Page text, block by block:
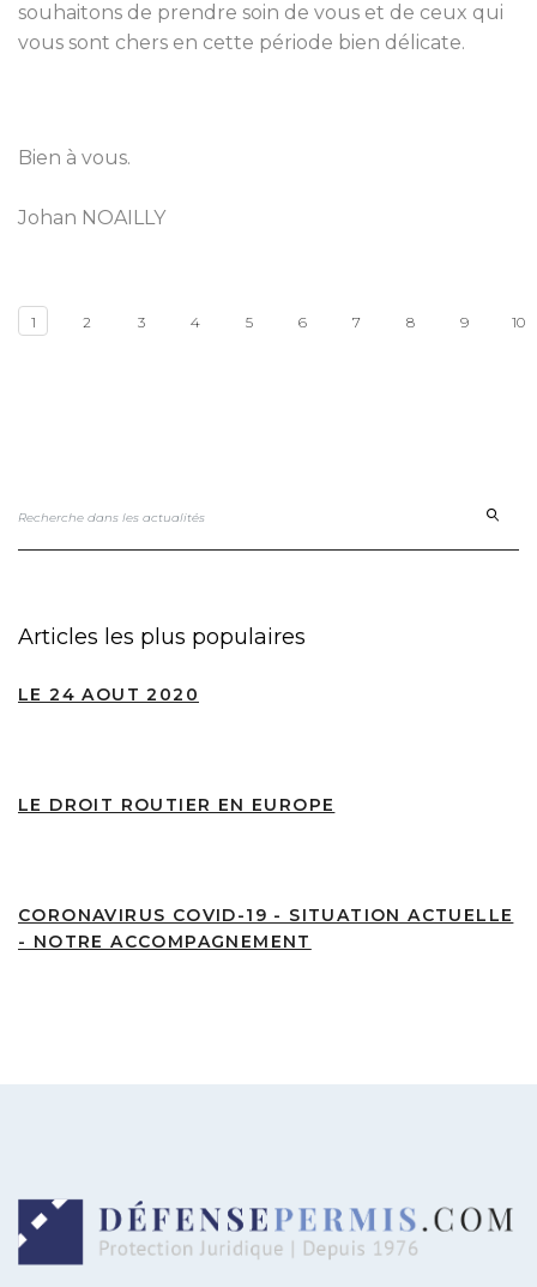
souhaitons de prendre soin de vous et de ceux qui
vous sont chers en cette période bien délicate.
Bien à vous.
Johan NOAILLY
1 2 3 4 5 6 7 8 9 10
Articles les plus populaires
LE 24 AOUT 2020
LE DROIT ROUTIER EN EUROPE
CORONAVIRUS COVID-19 - SITUATION ACTUELLE
- NOTRE ACCOMPAGNEMENT